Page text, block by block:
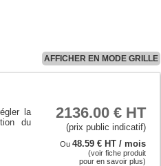
AFFICHER EN MODE GRILLE
la
du
2136.00 € HT
(prix public indicatif)
Ou48.59 € HT / mois
(voir fiche produit
pour en savoir plus)